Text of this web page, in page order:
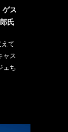
ゲス
氏
て
ャス
ェち